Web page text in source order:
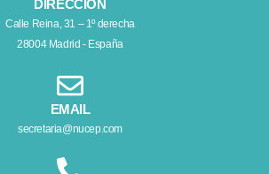
DIRECCIÓN
Calle Reina, 31 – 1º derecha
28004 Madrid - España
EMAIL
secretaria@nucep.com